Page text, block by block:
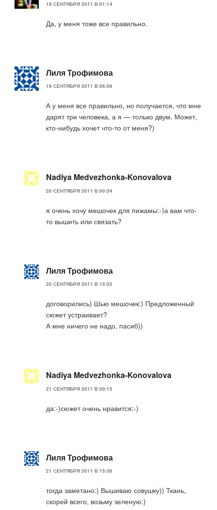
19 СЕНТЯБРЯ 2011 В 01:14
Да, у меня тоже все правильно.
Лиля Трофимова
19 СЕНТЯБРЯ 2011 В 06:59
А у меня все правильно, но получается, что мне
дарят три человека, а я — только двум. Может,
кто-нибудь хочет что-то от меня?)
Nadiya Medvezhonka-Konovalova
20 СЕНТЯБРЯ 2011 В 00:34
я очень хочу мешочек для пижамы:-)а вам что-
то вышить или связать?
Лиля Трофимова
20 СЕНТЯБРЯ 2011 В 15:32
договорились) Шью мешочек:) Предложенный
сюжет устраивает?
А мне ничего не надо, пасиб))
Nadiya Medvezhonka-Konovalova
21 СЕНТЯБРЯ 2011 В 00:15
да:-)сюжет очень нравится:-)
Лиля Трофимова
21 СЕНТЯБРЯ 2011 В 15:38
тогда заметано:) Вышиваю совушку)) Ткань,
скорей всего, возьму зеленую:)